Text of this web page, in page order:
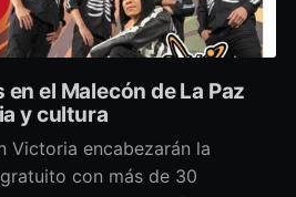
el Malecón de La Paz
y cultura
Victoria encabezarán la
con más de 30